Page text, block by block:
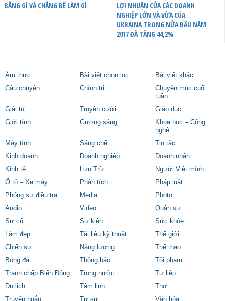
BẰNG GÌ VÀ CHẲNG ĐỂ LÀM GÌ
LỢI NHUẬN CỦA CÁC DOANH
NGHIỆP LỚN VÀ VỪA CỦA
UKRAINA TRONG NỬA ĐẦU NĂM
2017 ĐÃ TĂNG 44,2%
Ẩm thực Bài viết chọn lọc
Bài viết khác
Câu chuyện
Chính trị
Chuyên mục cuối
tuần
Giải trí
Truyện cười
Giáo dục
Giới tính
Gương sáng
Khoa học – Công
nghệ
Máy tính
Sáng chế
Tin tặc
Kinh doanh
Doanh nghiệp
Doanh nhân
Kinh tế
Lưu Trữ
Người Việt mình
Ô tô – Xe máy
Phân tích
Pháp luật
Phóng sự điều tra
Media
Photo
Audio
Video
Quân sự
Sự cố
Sự kiện
Sức khỏe
Làm đẹp
Tài liệu kỹ thuật
Thế giới
Chiến sự
Năng lượng
Thể thao
Bóng đá
Thông báo
Tội phạm
Tranh chấp Biển Đông
Trong nước
Tư liệu
Du lịch
Tâm linh
Thơ
Truyện ngắn
Tự sự Văn hóa